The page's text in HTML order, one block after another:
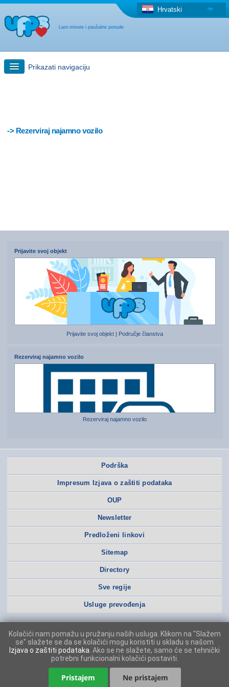
Last-minute i paušalne ponude
Hrvatski
Prikazati navigaciju
-> Rezerviraj najamno vozilo
Prijavite svoj objekt
Prijavite svoj objekt Područje članstva
Rezerviraj najamno vozilo
Rezerviraj najamno vozilo
Podrška
Impresum Izjava o zaštiti podataka
OUP
Newsletter
Predloženi linkovi
Sitemap
Directory
Sve regije
Usluge prevođenja
Kolačići nam pomažu u pružanju naših usluga. Klikom na "Slažem
se" slažete se da se kolačići mogu koristiti u skladu s našom
Izjava o zaštiti podataka . Ako se ne slažete, samo će se tehnički
potrebni funkcionalni kolačići postaviti.